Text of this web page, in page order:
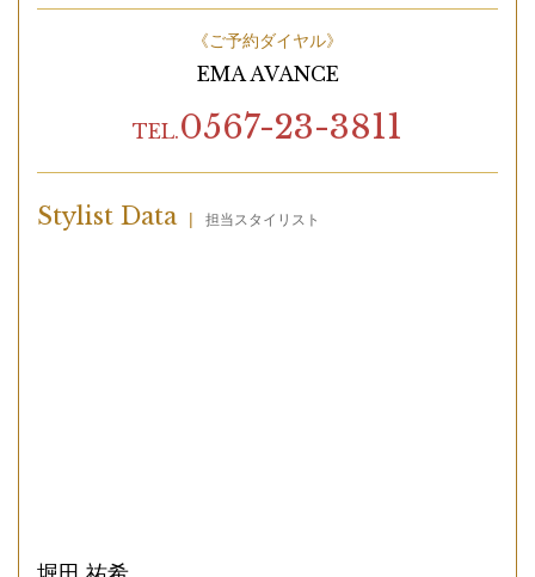
《ご予約ダイヤル》
EMA AVANCE
TEL.0567-23-3811
Stylist Data | 担当スタイリスト